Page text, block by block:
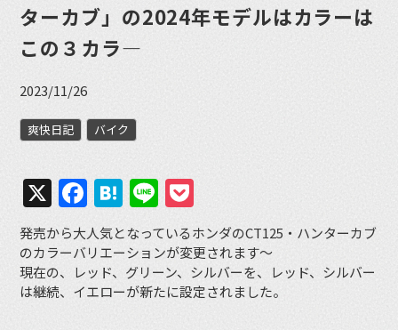
ターカブ」の2024年モデルはカラーは
この３カラ―
2023/11/26
爽快日記 バイク
X Facebook
Hatena
Line
発売から大人気となっているホンダのCT125・ハンターカブ
のカラーバリエーションが変更されます～
現在の、レッド、グリーン、シルバーを、レッド、シルバー
は継続、イエローが新たに設定されました。